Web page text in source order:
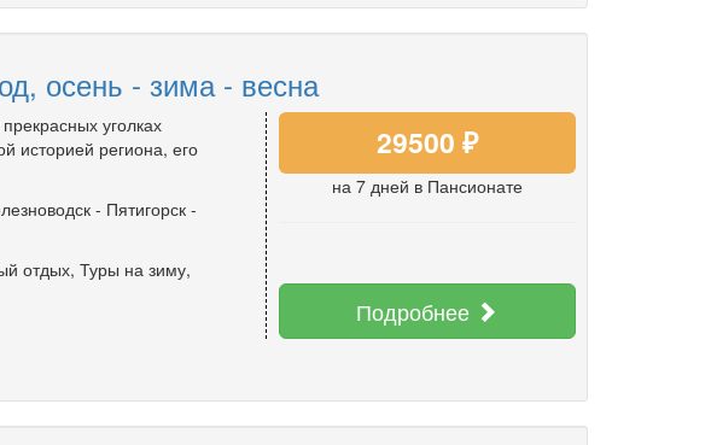
осень - зима - весна
уголках
историей региона, его
- Пятигорск -
отдых, Туры на зиму,
29500 ₽
на 7 дней в Пансионате
Подробнее